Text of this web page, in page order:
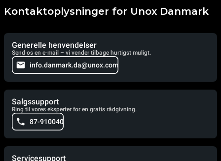
Kontaktoplysninger for Unox Danmark
Generelle henvendelser
Send os en e-mail – vi vender tilbage hurtigst muligt.
info.danmark.da@unox.com
Salgssupport
Ring til vores eksperter for en gratis rådgivning.
87-910040
Servicesupport